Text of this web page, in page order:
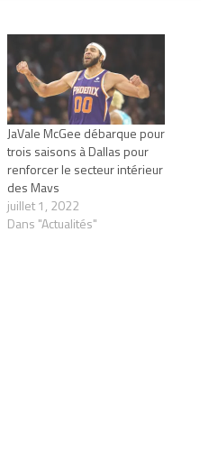
JaVale McGee débarque pour
trois saisons à Dallas pour
renforcer le secteur intérieur
des Mavs
juillet 1, 2022
Dans "Actualités"